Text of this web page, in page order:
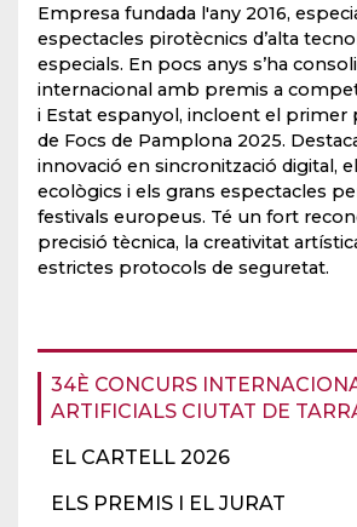
34È CONCURS
ARTIFICIALS CIUTAT DE
EL CARTELL 2026
ELS PREMIS I EL JURAT
Empresa fundada l'any 2016,
espectacles pirotècnics d’alta
especials. En pocs anys s’ha
internacional amb premis a
i Estat espanyol, incloent el primer
de Focs de Pamplona 2025.
innovació en sincronització digital,
ecològics i els grans espectacles
festivals europeus. Té un fort
precisió tècnica, la creativitat
estrictes protocols de seguretat.